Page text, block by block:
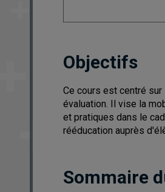
Objectifs
Ce cours est centré
évaluation. Il vise la
et pratiques dans le
rééducation auprès
Sommaire